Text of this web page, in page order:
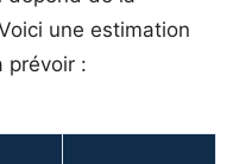
une estimation
prévoir :